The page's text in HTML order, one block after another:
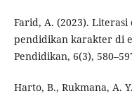
Farid, A. (2023).
pendidikan karakter di
Pendidikan, 6(3),
Harto, B., Rukmana, A.